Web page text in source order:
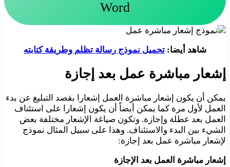
Word
شاهد أيضا: تحميل نموذج رسالة تظلم وطريقة كتابته
إشعار مباشرة عمل بعد إجازة
يمكن أن يكون إشعار مباشرة العمل إشعارا بقصد التبليغ عن بدء
العمل لأول مرة كما يمكن أيضاً أن يكون إشعارا على استئناف
العمل بعد عطلة وإجازة. وتكون صياغة الإشعار مختلفة بعض
الشيء بين البدء والاستئناف. وهذا على سبيل المثال نموذج
لإشعار مباشرة عمل بعد إجازة:
إشعار مباشرة العمل بعد الإجازة